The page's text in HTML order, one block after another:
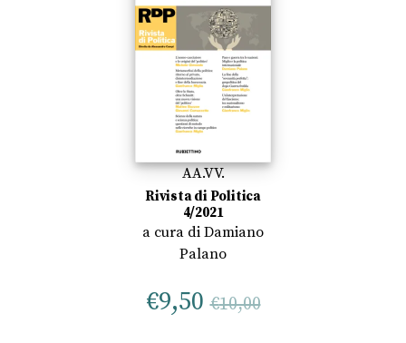
AA.VV.
Rivista di Politica
4/2021
a cura di Damiano
Palano
€9,50 €10,00